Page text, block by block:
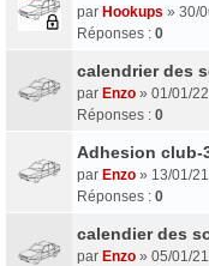
par Hookups » 30/
Réponses : 0
calendrier des
par Enzo » 01/01/
Réponses : 0
Adhesion club-
par Enzo » 13/01/
Réponses : 0
calendier des
par Enzo » 05/01/